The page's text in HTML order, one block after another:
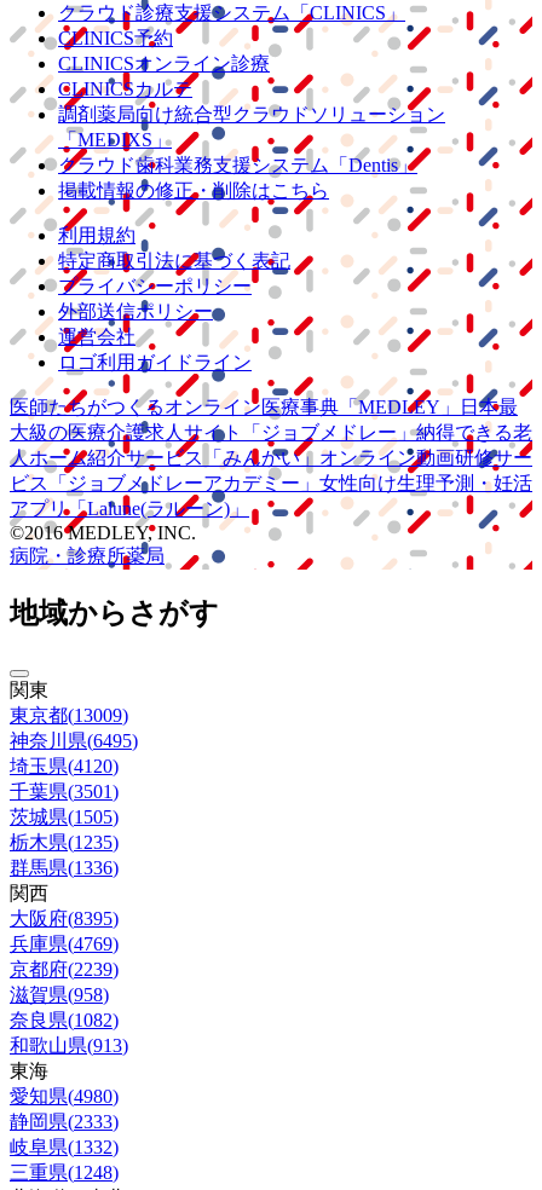
クラウド診療支援システム
「CLINICS」
CLINICS予約
CLINICSオンライン診療
CLINICSカルテ
調剤薬局向け統合型クラウドソリューション
「MEDIXS」
クラウド歯科業務支援システム
「Dentis」
掲載情報の修正・削除はこちら
利用規約
特定商取引法に基づく表記
プライバシーポリシー
外部送信ポリシー
運営会社
ロゴ利用ガイドライン
医師たちがつくるオンライン医療事典 「MEDLEY」
日本最
大級の医療介護求人サイト 「ジョブメドレー」納得できる老
人ホーム紹介サービス
「みんかい」 オンライン動画研修サー
ビス
「ジョブメドレーアカデミー」 女性向け生理予測・妊活
アプリ「Lalune(ラルーン)」
©2016 MEDLEY, INC.
病院・診療所薬局
地域からさがす
関東
東京都(13009)
神奈川県(6495)
埼玉県(4120)
千葉県(3501)
茨城県(1505)
栃木県(1235)
群馬県(1336)
関西
大阪府(8395)
兵庫県(4769)
京都府(2239)
滋賀県(958)
奈良県(1082)
和歌山県(913)
東海
愛知県(4980)
静岡県(2333)
岐阜県(1332)
三重県(1248)